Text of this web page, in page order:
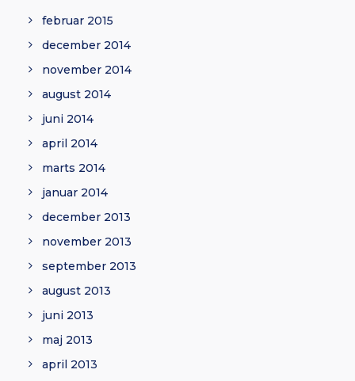
februar 2015
december 2014
november 2014
august 2014
juni 2014
april 2014
marts 2014
januar 2014
december 2013
november 2013
september 2013
august 2013
juni 2013
maj 2013
april 2013